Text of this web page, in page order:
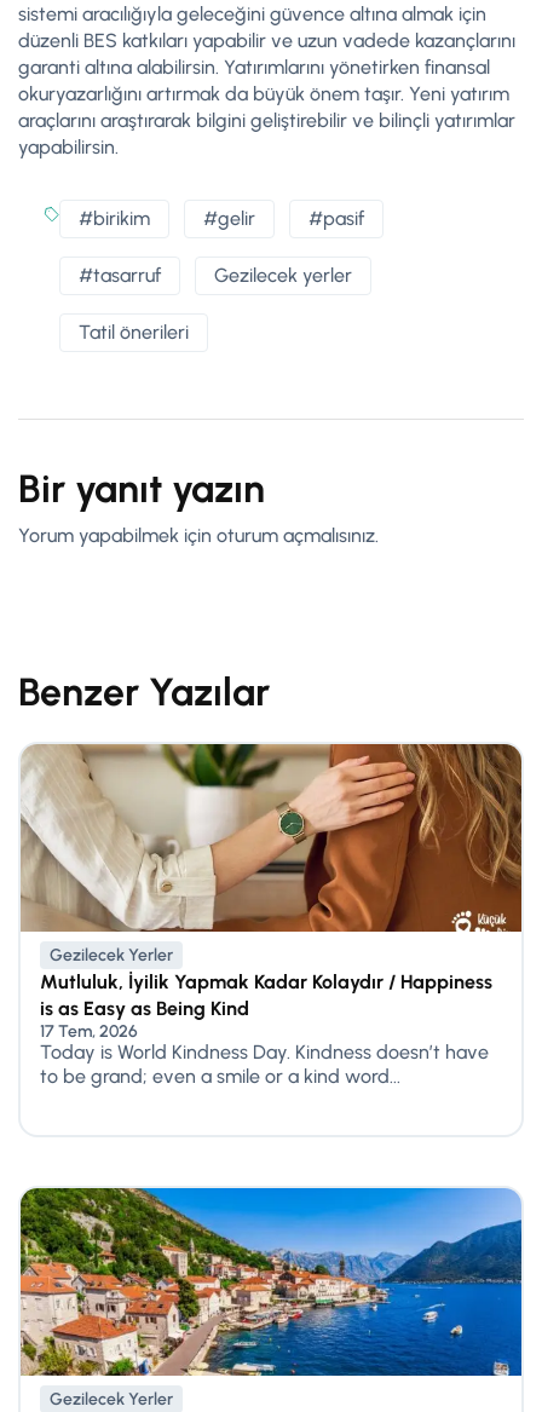
sistemi aracılığıyla geleceğini güvence altına almak için
düzenli BES katkıları yapabilir ve uzun vadede kazançlarını
garanti altına alabilirsin. Yatırımlarını yönetirken finansal
okuryazarlığını artırmak da büyük önem taşır. Yeni yatırım
araçlarını araştırarak bilgini geliştirebilir ve bilinçli yatırımlar
yapabilirsin.
#birikim #gelir #pasif
#tasarruf Gezilecek yerler
Tatil önerileri
Bir yanıt yazın
Yorum yapabilmek için oturum açmalısınız.
Benzer Yazılar
Gezilecek Yerler
Mutluluk, İyilik Yapmak Kadar Kolaydır / Happiness
is as Easy as Being Kind
17 Tem, 2026
Today is World Kindness Day. Kindness doesn’t have
to be grand; even a smile or a kind word...
Gezilecek Yerler